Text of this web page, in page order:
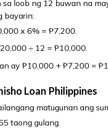
loob ng 12 buwan na
bayarin:
x 6% = ₱7,200.
÷ 12 = ₱10,000.
ay ₱10,000 + ₱7,200 =
Loan Philippines
matugunan ang
taong gulang.